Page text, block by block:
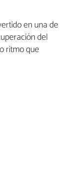
en una de
del
ritmo que